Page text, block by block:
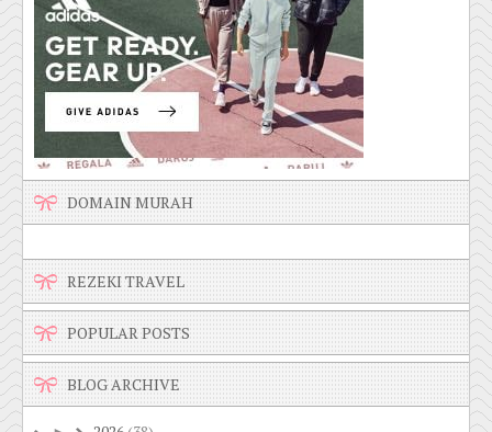
DOMAIN MURAH
REZEKI TRAVEL
POPULAR POSTS
BLOG ARCHIVE